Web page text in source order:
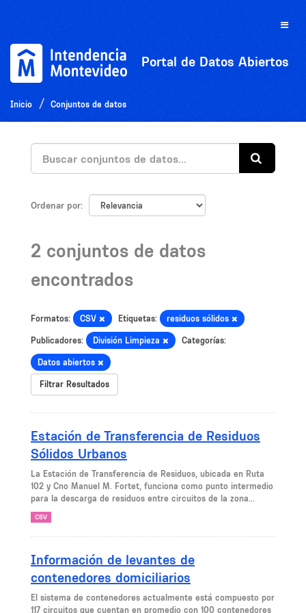
Toggle
Portal de Datos Abiertos
Inicio Conjuntos de datos
Ordenar por
2 conjuntos de datos
encontrados
Formatos: CSV Etiquetas: residuos sólidos
Publicadores: División Limpieza Categorías:
Datos abiertos
Filtrar Resultados
Estación de Transferencia de Residuos
Sólidos Urbanos
La Estación de Transferencia de Residuos, ubicada en Ruta
102 y Cno Manuel M. Fortet, funciona como punto intermedio
para la descarga de residuos entre circuitos de la zona...
CSV
Información de levantes de
contenedores domiciliarios
El sistema de contenedores actualmente está compuesto por
117 circuitos que cuentan en promedio con 100 contenedores